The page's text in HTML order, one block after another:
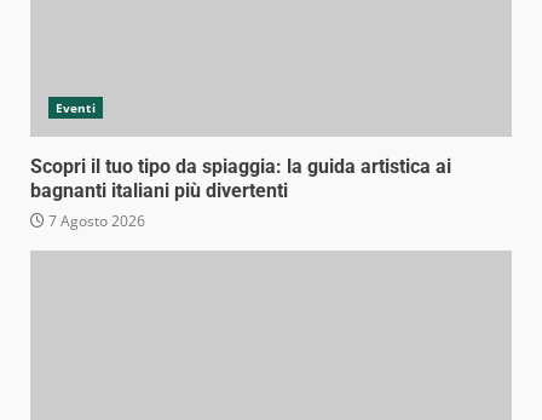
Eventi
Scopri il tuo tipo da spiaggia: la guida artistica ai
bagnanti italiani più divertenti
7 Agosto 2026